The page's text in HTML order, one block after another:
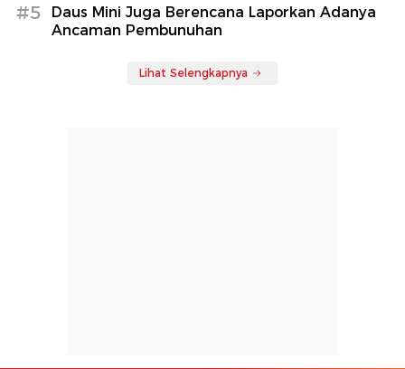
#5
Daus Mini Juga Berencana Laporkan Adanya
Ancaman Pembunuhan
Lihat Selengkapnya